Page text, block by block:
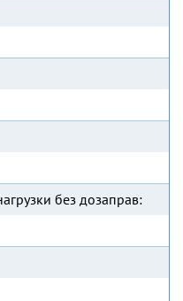
без дозаправ: